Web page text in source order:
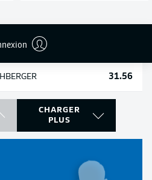
CRIMALDI
31.56
CHARGER
PLUS